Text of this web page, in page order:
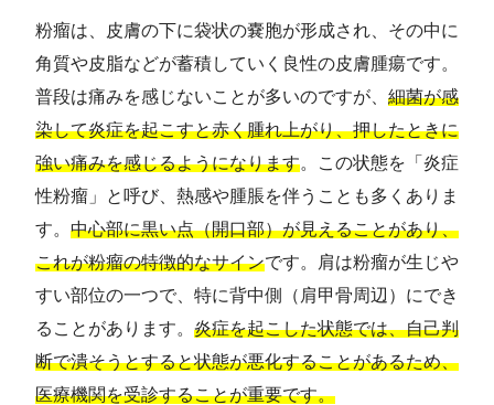
粉瘤は、皮膚の下に袋状の嚢胞が形成され、その中に
角質や皮脂などが蓄積していく良性の皮膚腫瘍です。
普段は痛みを感じないことが多いのですが、 細菌が感
染して炎症を起こすと赤く腫れ上がり、押したときに
強い痛みを感じるようになります。この状態を「炎症
性粉瘤」と呼び、熱感や腫脹を伴うことも多くありま
す。 中心部に黒い点（開口部）が見えることがあり、
これが粉瘤の特徴的なサインです。肩は粉瘤が生じや
すい部位の一つで、特に背中側（肩甲骨周辺）にでき
ることがあります。 炎症を起こした状態では、自己判
断で潰そうとすると状態が悪化することがあるため、
医療機関を受診することが重要です。